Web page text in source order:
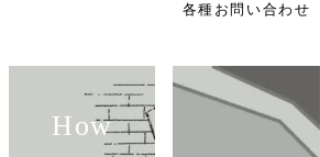
各種お問い合わせ
How